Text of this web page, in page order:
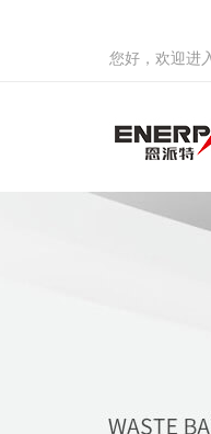
您好，欢迎进